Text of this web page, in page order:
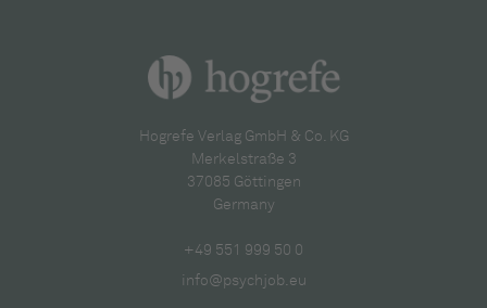
Hogrefe Verlag GmbH & Co. KG
Merkelstraße 3
37085 Göttingen
Germany
+49 551 999 50 0
info@psychjob.eu